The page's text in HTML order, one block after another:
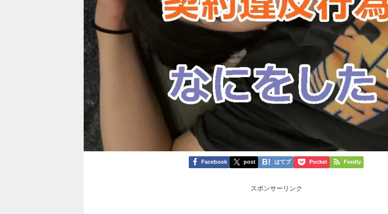
Facebook post はてブ Pocket Feedly
スポンサーリンク